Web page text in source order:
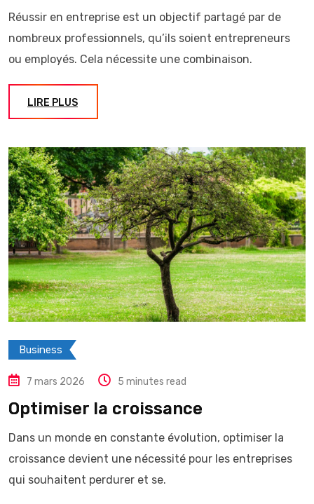
Réussir en entreprise est un objectif partagé par de
nombreux professionnels, qu’ils soient entrepreneurs
ou employés. Cela nécessite une combinaison.
LIRE PLUS
Business
7 mars 2026 5 minutes read
Optimiser la croissance
Dans un monde en constante évolution, optimiser la
croissance devient une nécessité pour les entreprises
qui souhaitent perdurer et se.